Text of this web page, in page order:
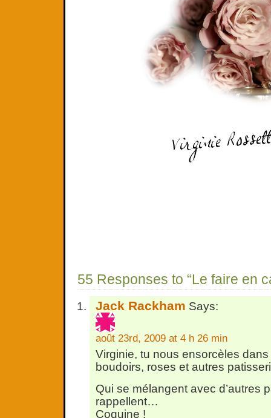
55 Responses to “Le faire en
Jack Rackham Says:
août 23rd, 2009 at 4 h 26 min
Virginie, tu nous ensorcèles
boudoirs, roses et autres
Qui se mélangent avec d’autres
rappellent…
Coquine !